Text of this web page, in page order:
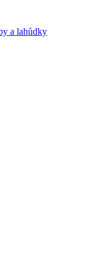
a lahůdky